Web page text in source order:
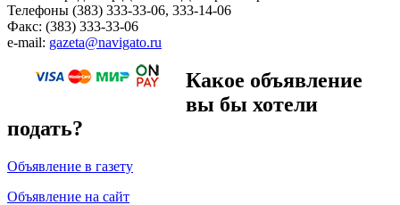
Телефоны (383) 333-33-06, 333-14-06
Факс: (383) 333-33-06
e-mail: gazeta@navigato.ru
Какое объявление
вы бы хотели
подать?
Объявление в газету
Объявление на сайт